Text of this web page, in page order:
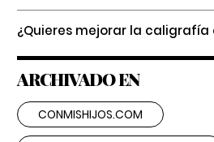
¿Quieres mejorar la caligrafía
ARCHIVADO EN
CONMISHIJOS.COM